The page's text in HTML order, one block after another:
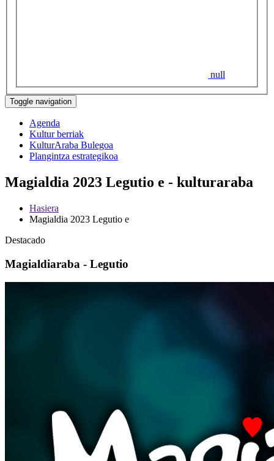
null
Toggle navigation
Agenda
Kultur berriak
KulturAraba Bulegoa
Plangintza estrategikoa
Magialdia 2023 Legutio e - kulturaraba
Hasiera
Magialdia 2023 Legutio e
Destacado
Magialdiaraba - Legutio